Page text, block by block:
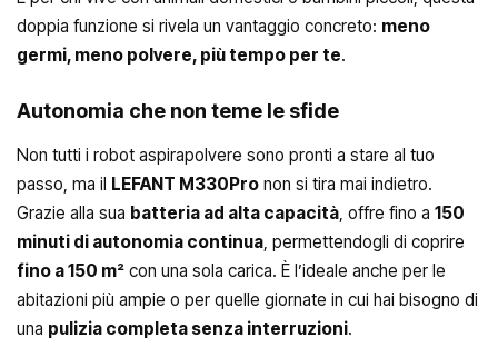
doppia funzione si rivela un vantaggio concreto: meno
germi, meno polvere, più tempo per te.
Autonomia che non teme le sfide
Non tutti i robot aspirapolvere sono pronti a stare al tuo
passo, ma il LEFANT M330Pro non si tira mai indietro.
Grazie alla sua batteria ad alta capacità, offre fino a 150
minuti di autonomia continua, permettendogli di coprire
fino a 150 m² con una sola carica. È l’ideale anche per le
abitazioni più ampie o per quelle giornate in cui hai bisogno di
una pulizia completa senza interruzioni.